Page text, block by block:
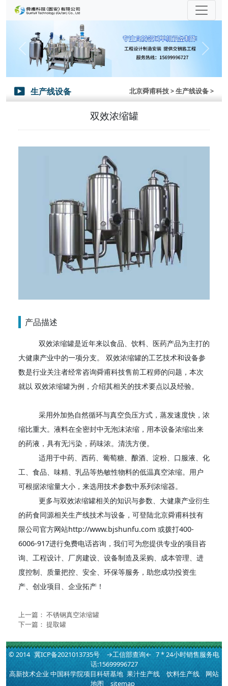
Previous Next
 生产线设备 北京舜甫科技> 生产线设备 >
双效浓缩罐
产品描述
双效浓缩罐是近年来以食品、饮料、医药产品为主打的
大健康产业中的一项分支。 双效浓缩罐的工艺技术和设备参
数是行业关注者经常咨询舜甫科技售前工程师的问题，本次
就以 双效浓缩罐为例，介绍其相关的技术要点以及经验。
采用外加热自然循环与真空负压方式，蒸发速度快，浓
缩比重大。液料在全密封中无泡沫浓缩，用本设备浓缩出来
的药液，具有无污染，药味浓。清洗方便。
适用于中药、西药、葡萄糖、酿酒、淀粉、口服液、化
工、食品、味精、乳品等热敏性物料的低温真空浓缩。用户
可根据浓缩量大小，来选用技术参数中系列浓缩器。
更多与双效浓缩罐相关的知识与参数、大健康产业衍生
的药食同源相关生产线技术与设备，可登陆北京舜甫科技有
限公司官方网站http://www.bjshunfu.com 或拨打400-
6006-917进行免费电话咨询，我们可为您提供专业的项目咨
询、工程设计、厂房建设、设备制造及采购、成本管理、进
度控制、质量把控、安全、环保等服务，助您成功投资生
产、创业项目、企业拓产！
上一篇： 不锈钢真空浓缩罐
下一篇： 提取罐
© 2014 冀ICP备2021013735号 →工信部查询← 7 * 24小时销售服务电
话:15699996727
高新技术企业 中国科学院项目科研基地 果汁生产线 饮料生产线
网站
地图
sitemap